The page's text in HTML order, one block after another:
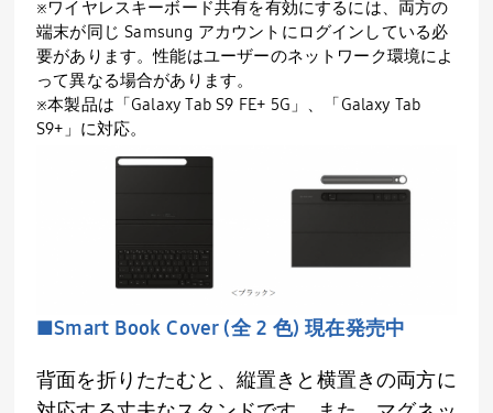
※ワイヤレスキーボード共有を有効にするには、両方の
端末が同じ Samsung アカウントにログインしている必
要があります。性能はユーザーのネットワーク環境によ
って異なる場合があります。
※本製品は「Galaxy Tab S9 FE+ 5G」、「Galaxy Tab
S9+」に対応。
■Smart Book Cover (全 2 色) 現在発売中
背面を折りたたむと、縦置きと横置きの両方に